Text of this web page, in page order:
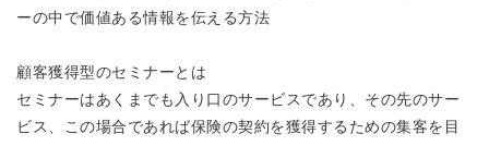
ーの中で価値ある情報を伝える方法
顧客獲得型のセミナーとは
セミナーはあくまでも入り口のサービスであり、その先のサー
ビス、この場合であれば保険の契約を獲得するための集客を目